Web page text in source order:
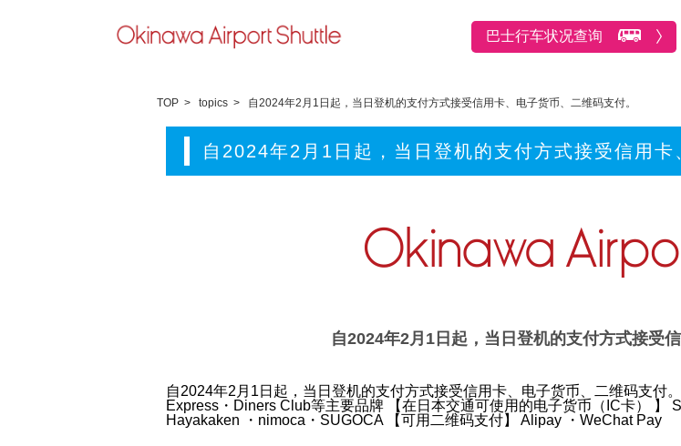
巴士行车状况查询
TOP topics 自2024年2月1日起，当日登机的支付方式接受信用卡、电子货币、二维码支付。
自2024年2月1日起，当日登机的支付方式接受信用卡
自2024年2月1日起，当日登机的支付方式接受
自2024年2月1日起，当日登机的支付方式接受信用卡、电子货币、二维码支付。
Express・Diners Club等主要品牌
【在日本交通可使用的电子货币（IC卡） 】
Hayakaken ・nimoca・SUGOCA
【可用二维码支付】 Alipay ・WeChat Pay